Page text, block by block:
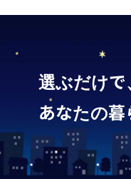
選ぶだけで
あなたの暮